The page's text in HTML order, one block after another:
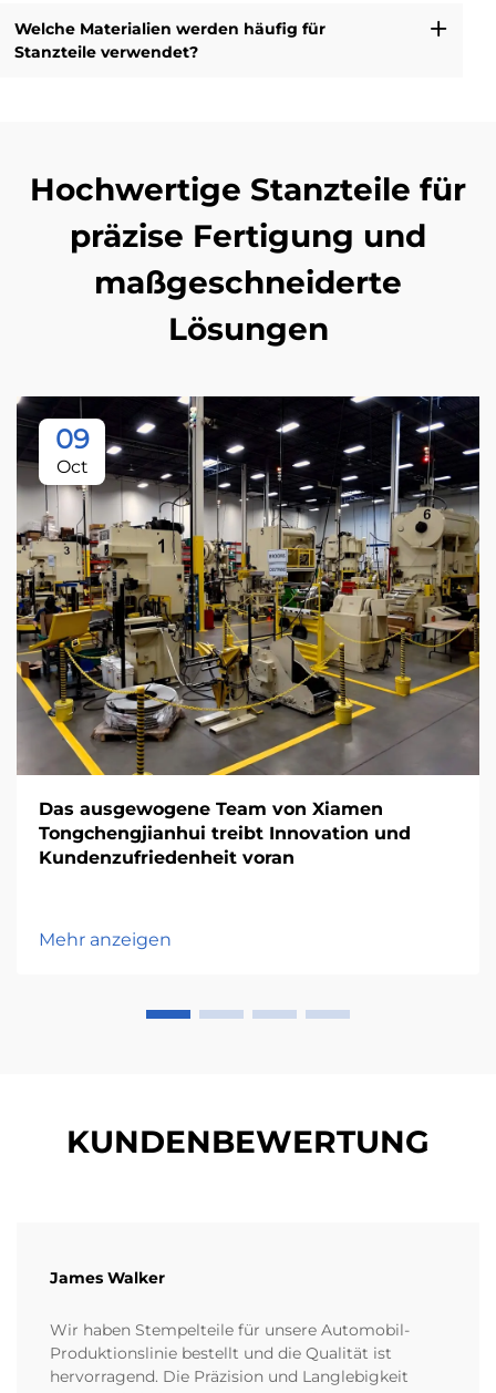
Welche Materialien werden häufig für
Stanzteile verwendet?
Hochwertige Stanzteile für
präzise Fertigung und
maßgeschneiderte
Lösungen
09
Oct
Das ausgewogene Team von Xiamen
Tongchengjianhui treibt Innovation und
Kundenzufriedenheit voran
Mehr anzeigen
KUNDENBEWERTUNG
James Walker
Wir haben Stempelteile für unsere Automobil-
Produktionslinie bestellt und die Qualität ist
hervorragend. Die Präzision und Langlebigkeit